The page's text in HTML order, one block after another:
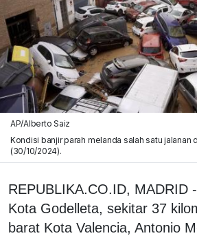
AP/Alberto Saiz
Kondisi banjir parah melanda salah satu jalanan
(30/10/2024).
REPUBLIKA.CO.ID, MADRID
Kota Godelleta, sekitar 37
barat Kota Valencia, Antonio